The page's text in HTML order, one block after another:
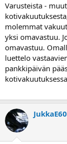
Varusteista -
molemmat
yksi omavastuu.
omavastuu.
luettelo
pankkipäivän
JukkaE60